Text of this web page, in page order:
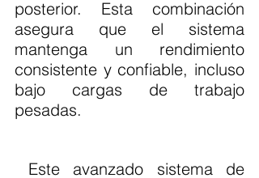
posterior. Esta combinación
asegura que el sistema
mantenga un rendimiento
consistente y confiable, incluso
bajo cargas de trabajo
pesadas.